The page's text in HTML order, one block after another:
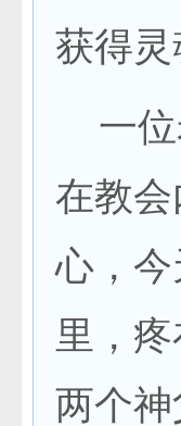
获得灵
一位
在教
心，
里，
两个